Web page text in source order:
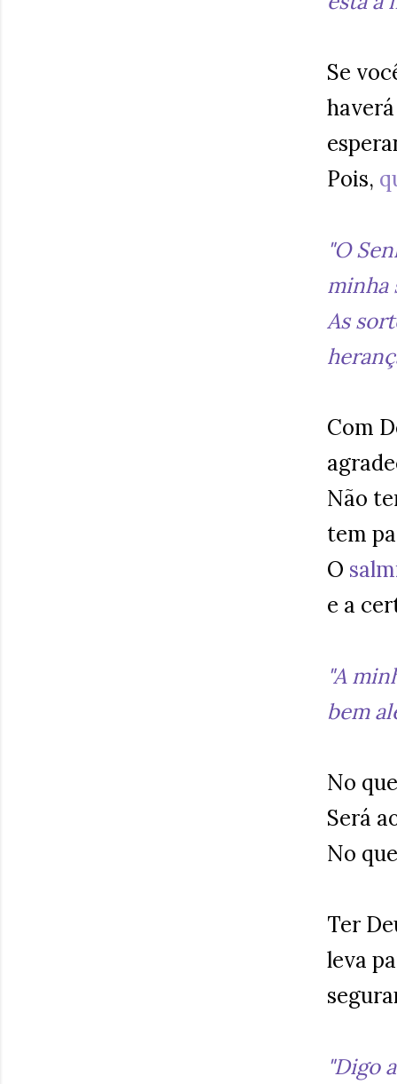
Se
Pois,
"O
minha
As
Com
Não
tem
O
e a
"A
bem
No
Será
No
Ter
leva
"Digo